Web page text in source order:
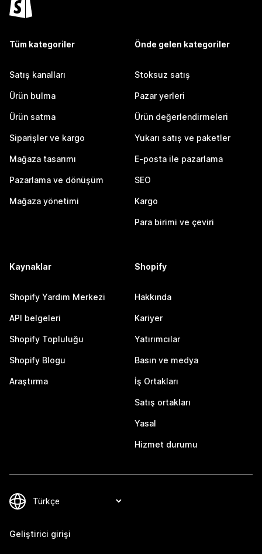
Tüm kategoriler
Satış kanalları
Ürün bulma
Ürün satma
Siparişler ve kargo
Mağaza tasarımı
Pazarlama ve dönüşüm
Mağaza yönetimi
Önde gelen kategoriler
Stoksuz satış
Pazar yerleri
Ürün değerlendirmeleri
Yukarı satış ve paketler
E-posta ile pazarlama
SEO
Kargo
Para birimi ve çeviri
Kaynaklar
Shopify Yardım Merkezi
API belgeleri
Shopify Topluluğu
Shopify Blogu
Araştırma
Shopify
Hakkında
Kariyer
Yatırımcılar
Basın ve medya
İş Ortakları
Satış ortakları
Yasal
Hizmet durumu
Geliştirici girişi